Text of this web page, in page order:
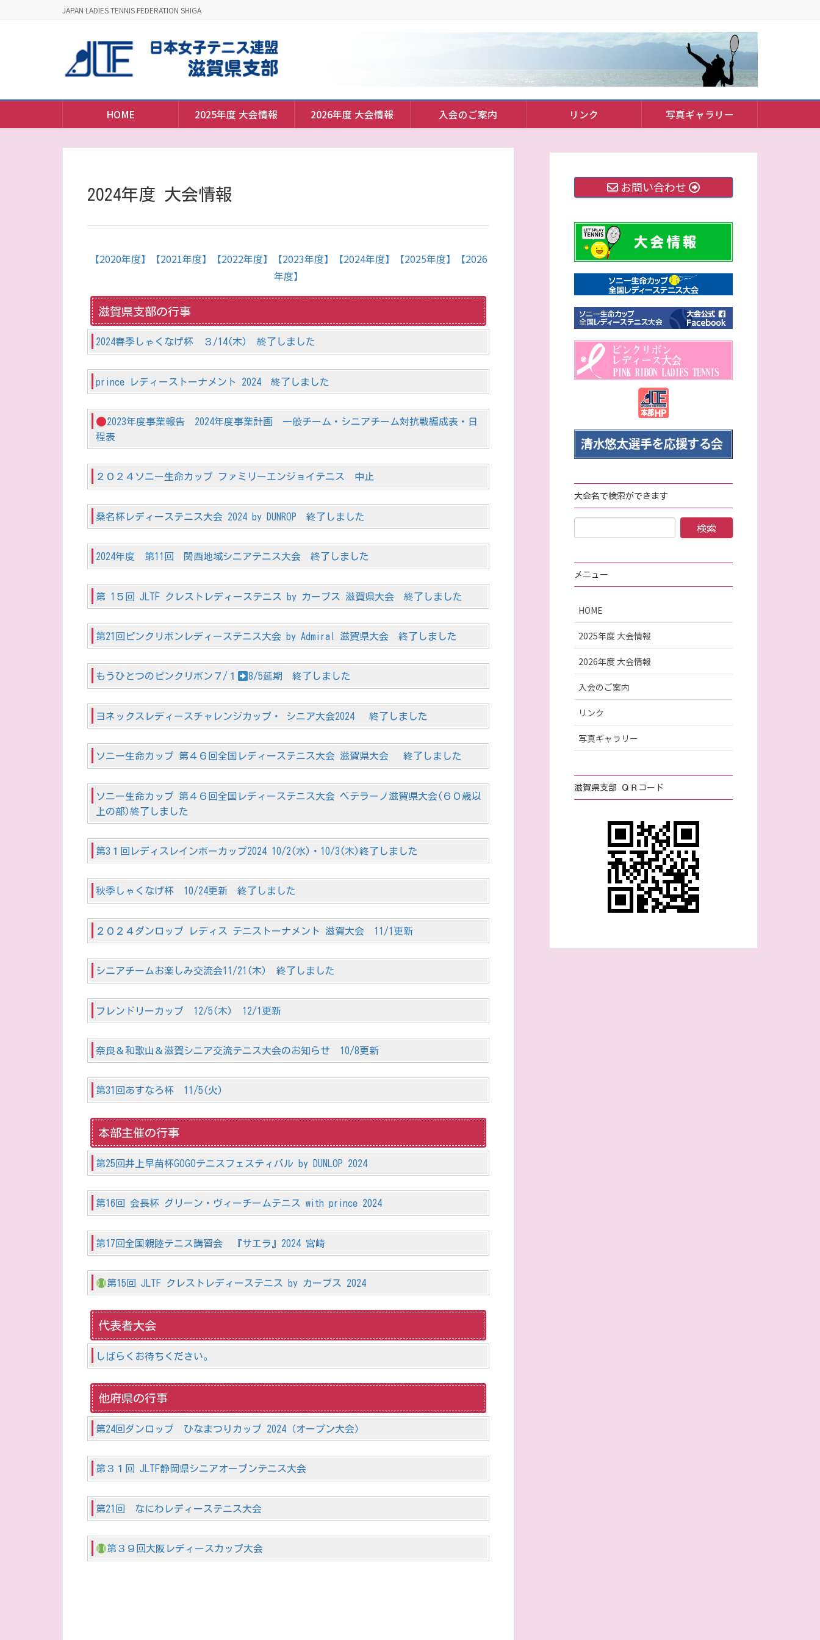
JAPAN LADIES TENNIS FEDERATION SHIGA
HOME 2025年度 大会情報 2026年度 大会情報 入会のご案内 リンク 写真ギャラリー
2024年度 大会情報
【2020年度】 【2021年度】 【2022年度】 【2023年度】 【2024年度】 【2025年度】
【2026
年度】
滋賀県支部の行事
2024春季しゃくなげ杯 ３/14(木) 終了しました
prince レディーストーナメント 2024 終了しました
2023年度事業報告 2024年度事業計画 一般チーム・シニアチーム対抗戦編成表・日
程表
２０２４ソニー生命カップ ファミリーエンジョイテニス 中止
桑名杯レディーステニス大会 2024 by DUNROP 終了しました
2024年度 第11回 関西地域シニアテニス大会 終了しました
第 1５回 JLTF クレストレディーステニス by カーブス 滋賀県大会 終了しました
第21回ピンクリボンレディーステニス大会 by Admiral 滋賀県大会 終了しました
もうひとつのピンクリボン７/１ 8/5延期 終了しました
ヨネックスレディースチャレンジカップ・ シニア大会2024 終了しました
ソニー生命カップ 第４６回全国レディーステニス大会 滋賀県大会 終了しました
ソニー生命カップ 第４６回全国レディーステニス大会 ベテラーノ滋賀県大会(６０歳以
上の部)終了しました
第3１回レディスレインボーカップ2024 10/2(水)・10/3(木)終了しました
秋季しゃくなげ杯 10/24更新 終了しました
２０２４ダンロップ レディス テニストーナメント 滋賀大会 11/1更新
シニアチームお楽しみ交流会11/21(木) 終了しました
フレンドリーカップ 12/5(木) 12/1更新
奈良＆和歌山＆滋賀シニア交流テニス大会のお知らせ 10/8更新
第31回あすなろ杯 11/5(火)
本部主催の行事
第25回井上早苗杯GOGOテニスフェスティバル by DUNLOP 2024
第16回 会長杯 グリーン・ヴィーチームテニス with prince 2024
第17回全国親睦テニス講習会 『サエラ』2024 宮崎
第15回 JLTF クレストレディーステニス by カーブス 2024
代表者大会
しばらくお待ちください。
他府県の行事
第24回ダンロップ ひなまつりカップ 2024（オープン大会）
第３１回 JLTF静岡県シニアオープンテニス大会
第21回 なにわレディーステニス大会
第３９回大阪レディースカップ大会
お問い合わせ
大会名で検索ができます
メニュー
HOME
2025年度 大会情報
2026年度 大会情報
入会のご案内
リンク
写真ギャラリー
滋賀県支部 ＱＲコード